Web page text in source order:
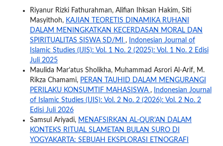
Riyanur Rizki Fathurahman, Alifian Ihksan Hakim, Siti
Masyithoh, KAJIAN TEORETIS DINAMIKA RUHANI
DALAM MENINGKATKAN KECERDASAN MORAL DAN
SPIRITUALITAS SISWA SD/MI ,
Indonesian Journal of
Islamic Studies (IJIS): Vol. 1 No. 2 (2025): Vol. 1 No. 2 Edisi
Juli 2025
Maulida Mar’atus Sholikha, Muhammad Asrori Al-Arif, M.
Rikza Chamami, PERAN TAUHID DALAM MENGURANGI
PERILAKU KONSUMTIF MAHASISWA ,
Indonesian Journal
of Islamic Studies (IJIS): Vol. 2 No. 2 (2026): Vol. 2 No. 2
Edisi Juli 2026
Samsul Ariyadi, MENAFSIRKAN AL-QUR'AN DALAM
KONTEKS RITUAL SLAMETAN BULAN SURO DI
YOGYAKARTA: SEBUAH EKSPLORASI ETNOGRAFI